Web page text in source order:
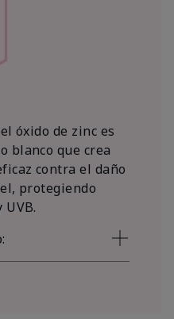
óxido de zinc es
blanco que crea
contra el daño
protegiendo